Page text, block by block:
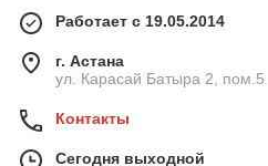
Работает с 19.05.2014
г. Астана
ул. Карасай Батыра 2, пом.5
Контакты
Сегодня выходной